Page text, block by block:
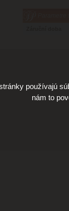
používajú
nám to